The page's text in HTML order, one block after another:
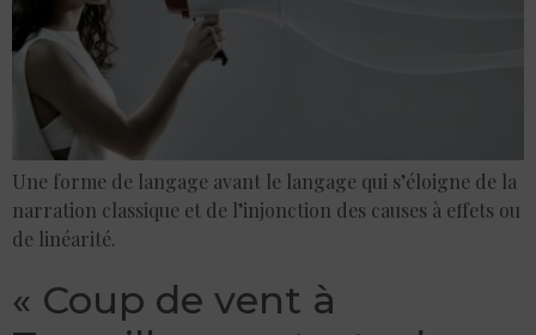
Une forme de langage avant le langage qui s’éloigne de la
narration classique et de l’injonction des causes à effets ou
de linéarité.
« Coup de vent à